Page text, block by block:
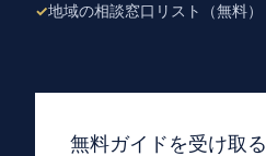
地域の相談窓口リスト（無料）
無料ガイドを受け取る